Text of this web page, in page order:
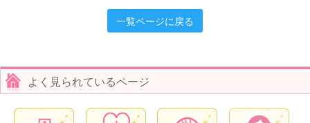
一覧ページに戻る
よく見られているページ